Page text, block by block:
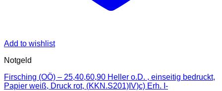
Add to wishlist
Notgeld
Firsching (OÖ) – 25,40,60,90 Heller o.D. , einseitig bedruckt,
Papier weiß, Druck rot, (KKN.S201)IV)c) Erh. I-